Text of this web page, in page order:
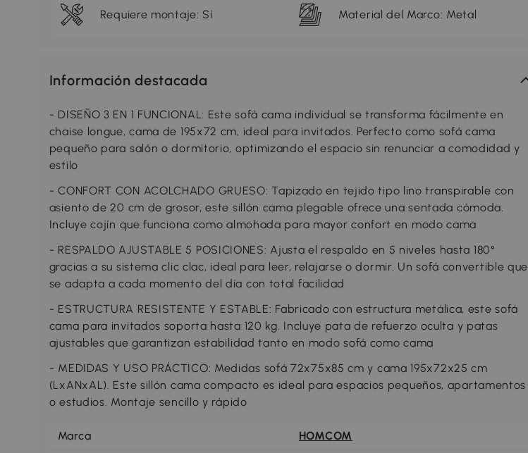
Requiere montaje: Sí Material del Marco: Metal
Información destacada
- DISEÑO 3 EN 1 FUNCIONAL: Este sofá cama individual se transforma fácilmente en
chaise longue, cama de 195x72 cm, ideal para invitados. Perfecto como sofá cama
pequeño para salón o dormitorio, optimizando el espacio sin renunciar a comodidad y
estilo
- CONFORT CON ACOLCHADO GRUESO: Tapizado en tejido tipo lino transpirable con
asiento de 20 cm de grosor, este sillón cama plegable ofrece una sentada cómoda.
Incluye cojín que funciona como almohada para mayor confort en modo cama
- RESPALDO AJUSTABLE 5 POSICIONES: Ajusta el respaldo en 5 niveles hasta 180°
gracias a su sistema clic clac, ideal para leer, relajarse o dormir. Un sofá convertible que
se adapta a cada momento del día con total facilidad
- ESTRUCTURA RESISTENTE Y ESTABLE: Fabricado con estructura metálica, este sofá
cama para invitados soporta hasta 120 kg. Incluye pata de refuerzo oculta y patas
ajustables que garantizan estabilidad tanto en modo sofá como cama
- MEDIDAS Y USO PRÁCTICO: Medidas sofá 72x75x85 cm y cama 195x72x25 cm
(LxANxAL). Este sillón cama compacto es ideal para espacios pequeños, apartamentos
o estudios. Montaje sencillo y rápido
Marca HOMCOM